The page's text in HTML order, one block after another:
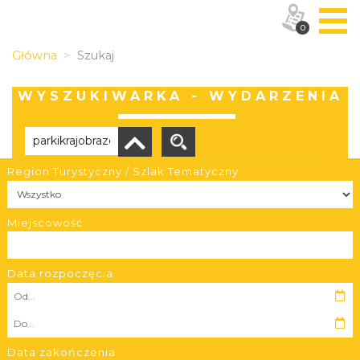
Główna Szukaj
WYSZUKIWARKA - WYDARZENIA
Region Turystyczny / Szlak Tematyczny
Miejscowość
Data rozpoczęcia
Data zakończenia
Brak wyników
TRASY
0